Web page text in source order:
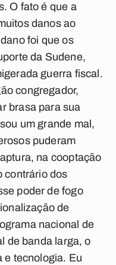
O fato é que a
danos ao
foi que os
da Sudene,
guerra fiscal.
congregador,
brasa para sua
um grande mal,
puderam
na cooptação
contrário dos
poder de fogo
de
nacional de
de banda larga, o
e tecnologia. Eu